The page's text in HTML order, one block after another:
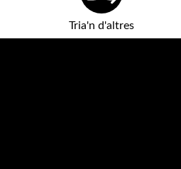
Tria'n d'altres